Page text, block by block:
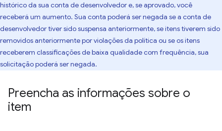
histórico da sua conta de desenvolvedor e, se aprovado, você
receberá um aumento. Sua conta poderá ser negada se a conta de
desenvolvedor tiver sido suspensa anteriormente, se itens tiverem sido
removidos anteriormente por violações da política ou se os itens
receberem classificações de baixa qualidade com frequência, sua
solicitação poderá ser negada.
Preencha as informações sobre o
item